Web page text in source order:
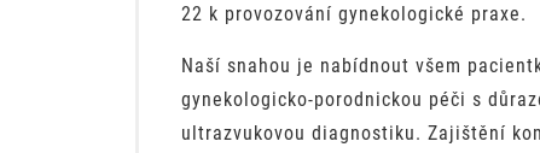
22 k provozování gynekologické praxe.
Naší snahou je nabídnout všem
gynekologicko-porodnickou péči s
ultrazvukovou diagnostiku. Zajištění